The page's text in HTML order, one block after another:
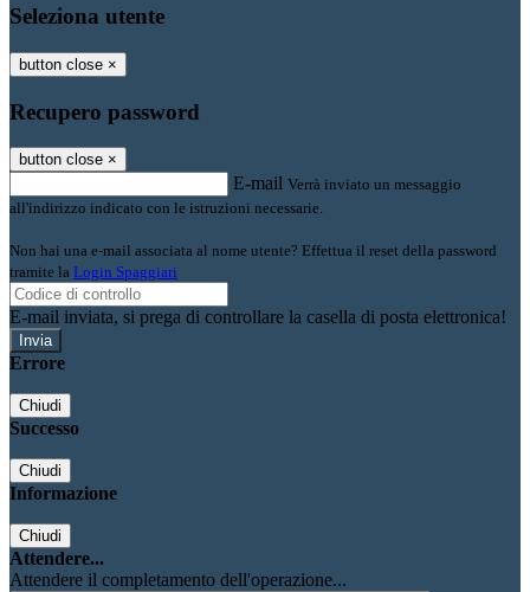
Seleziona utente
button close ×
Recupero password
button close ×
E-mail Verrà inviato un messaggio
all'indirizzo indicato con le istruzioni necessarie.
Non hai una e-mail associata al nome utente? Effettua il reset della password
tramite la Login Spaggiari
E-mail inviata, si prega di controllare la casella di posta elettronica!
Errore
Chiudi
Successo
Chiudi
Informazione
Chiudi
Attendere...
Attendere il completamento dell'operazione...